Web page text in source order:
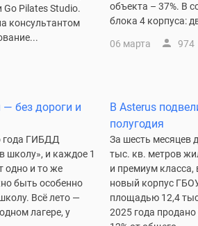
Go Pilates Studio.
консультантом
объекта – 37%. В
блока 4 корпуса:
06 марта 974
без дороги и
года ГИБДД
школу», и каждое 1
одно и то же
быть особенно
Всё лето —
лагере, у
В Asterus
полугодия
За шесть месяцев
тыс. кв. метров
и премиум класса,
новый корпус
площадью 12,4
2025 года продано